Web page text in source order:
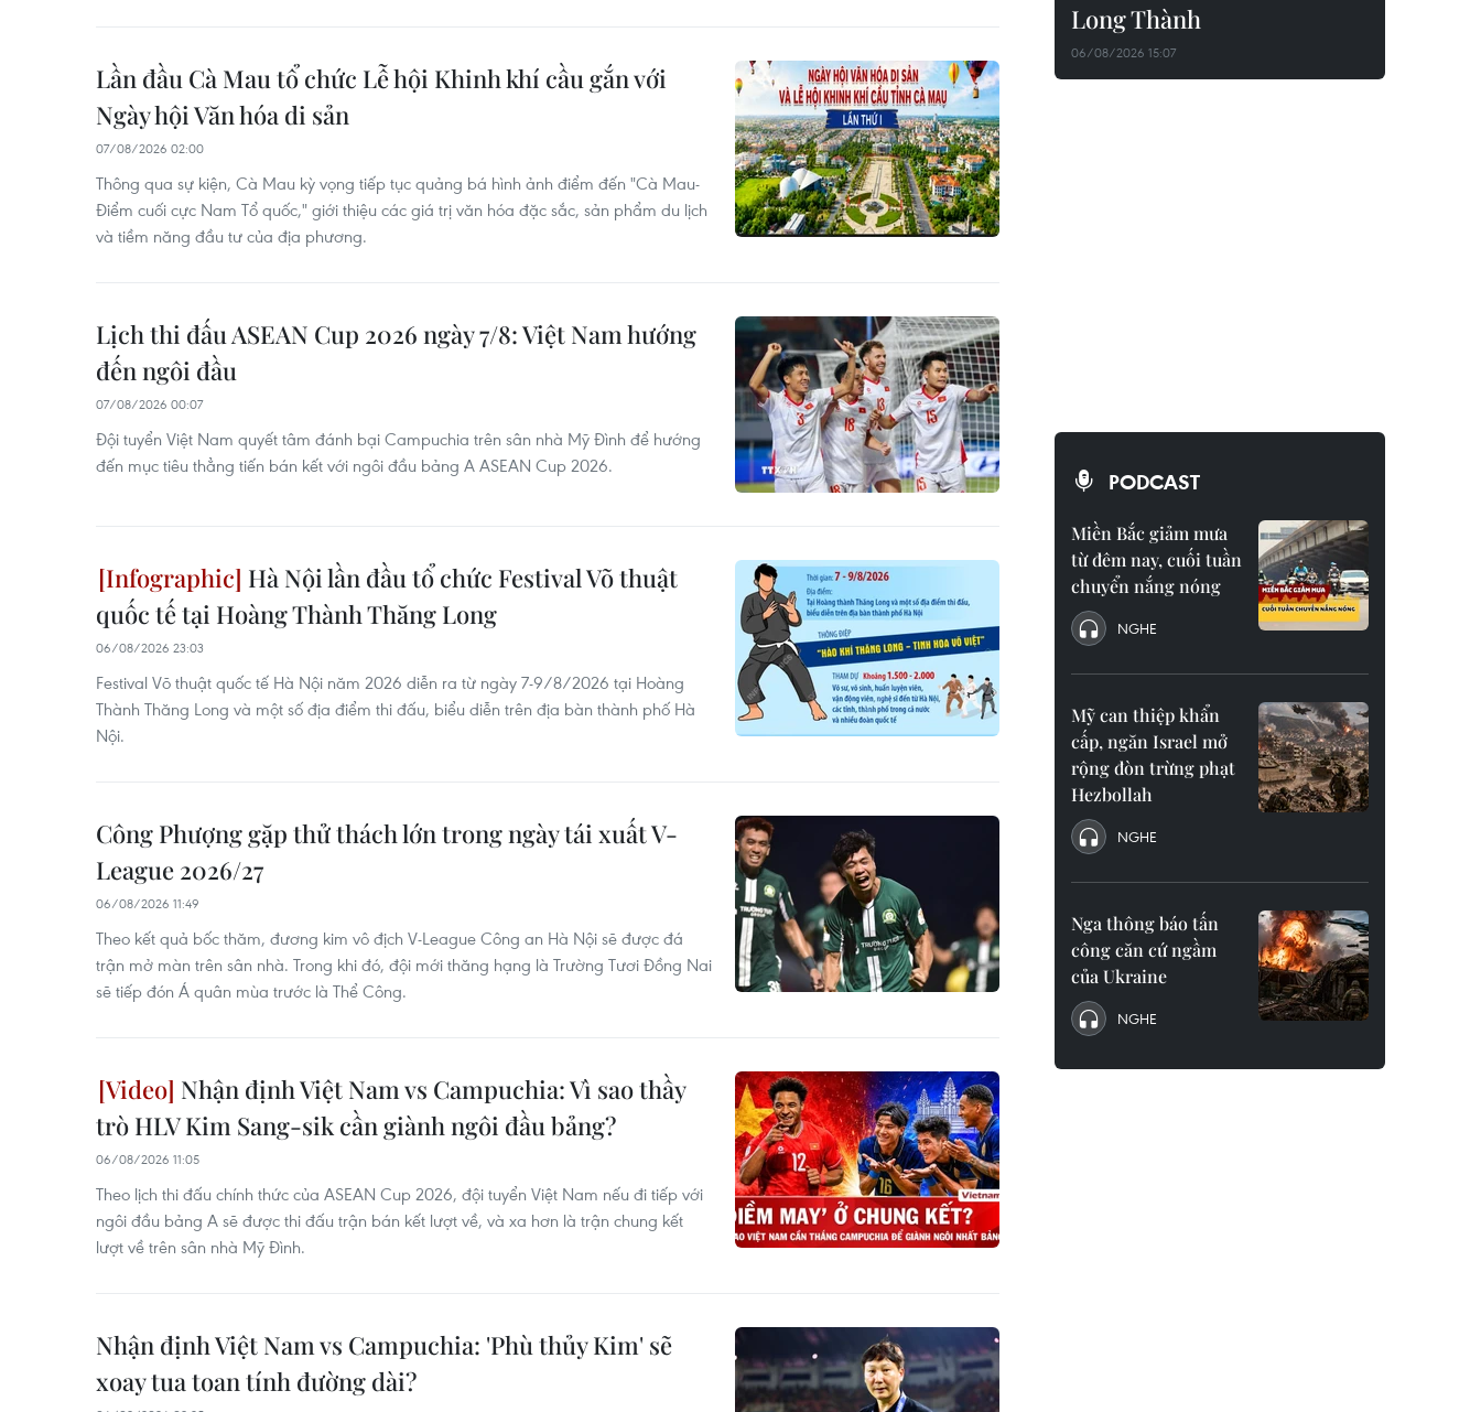
Lần đầu Cà Mau tổ chức Lễ hội Khinh khí cầu gắn với
Ngày hội Văn hóa di sản
07/08/2026 02:00
Thông qua sự kiện, Cà Mau kỳ vọng tiếp tục quảng bá hình ảnh điểm đến "Cà Mau-
Điểm cuối cực Nam Tổ quốc," giới thiệu các giá trị văn hóa đặc sắc, sản phẩm du lịch
và tiềm năng đầu tư của địa phương.
Lịch thi đấu ASEAN Cup 2026 ngày 7/8: Việt Nam hướng
đến ngôi đầu
07/08/2026 00:07
Đội tuyển Việt Nam quyết tâm đánh bại Campuchia trên sân nhà Mỹ Đình để hướng
đến mục tiêu thẳng tiến bán kết với ngôi đầu bảng A ASEAN Cup 2026.
Hà Nội lần đầu tổ chức Festival Võ thuật
quốc tế tại Hoàng Thành Thăng Long
06/08/2026 23:03
Festival Võ thuật quốc tế Hà Nội năm 2026 diễn ra từ ngày 7-9/8/2026 tại Hoàng
Thành Thăng Long và một số địa điểm thi đấu, biểu diễn trên địa bàn thành phố Hà
Nội.
Công Phượng gặp thử thách lớn trong ngày tái xuất V-
League 2026/27
06/08/2026 11:49
Theo kết quả bốc thăm, đương kim vô địch V-League Công an Hà Nội sẽ được đá
trận mở màn trên sân nhà. Trong khi đó, đội mới thăng hạng là Trường Tươi Đồng Nai
sẽ tiếp đón Á quân mùa trước là Thể Công.
Nhận định Việt Nam vs Campuchia: Vì sao thầy
trò HLV Kim Sang-sik cần giành ngôi đầu bảng?
06/08/2026 11:05
Theo lịch thi đấu chính thức của ASEAN Cup 2026, đội tuyển Việt Nam nếu đi tiếp với
ngôi đầu bảng A sẽ được thi đấu trận bán kết lượt về, và xa hơn là trận chung kết
lượt về trên sân nhà Mỹ Đình.
Nhận định Việt Nam vs Campuchia: 'Phù thủy Kim' sẽ
xoay tua toan tính đường dài?
Long Thành
06/08/2026 15:07
PODCAST
Miền Bắc giảm mưa
từ đêm nay, cuối tuần
chuyển nắng nóng
NGHE
Mỹ can thiệp khẩn
cấp, ngăn Israel mở
rộng đòn trừng phạt
Hezbollah
NGHE
Nga thông báo tấn
công căn cứ ngầm
của Ukraine
NGHE